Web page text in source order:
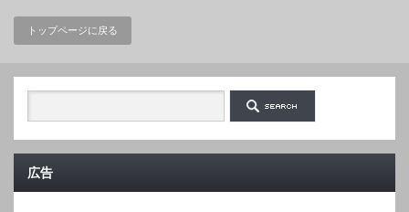
トップページに戻る
広告